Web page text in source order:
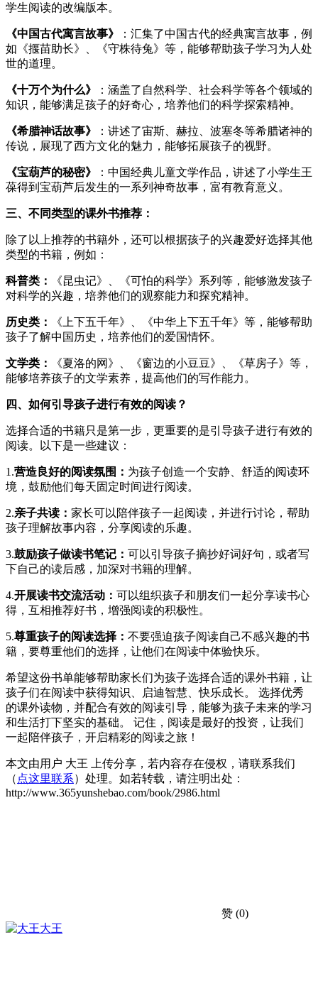
学生阅读的改编版本。
《中国古代寓言故事》
：汇集了中国古代的经典寓言故事，例
如《揠苗助长》、《守株待兔》等，能够帮助孩子学习为人处
世的道理。
《十万个为什么》
：涵盖了自然科学、社会科学等各个领域的
知识，能够满足孩子的好奇心，培养他们的科学探索精神。
《希腊神话故事》
：讲述了宙斯、赫拉、波塞冬等希腊诸神的
传说，展现了西方文化的魅力，能够拓展孩子的视野。
《宝葫芦的秘密》
：中国经典儿童文学作品，讲述了小学生王
葆得到宝葫芦后发生的一系列神奇故事，富有教育意义。
三、不同类型的课外书推荐：
除了以上推荐的书籍外，还可以根据孩子的兴趣爱好选择其他
类型的书籍，例如：
科普类：
《昆虫记》、《可怕的科学》系列等，能够激发孩子
对科学的兴趣，培养他们的观察能力和探究精神。
历史类：
《上下五千年》、《中华上下五千年》等，能够帮助
孩子了解中国历史，培养他们的爱国情怀。
文学类：
《夏洛的网》、《窗边的小豆豆》、《草房子》等，
能够培养孩子的文学素养，提高他们的写作能力。
四、如何引导孩子进行有效的阅读？
选择合适的书籍只是第一步，更重要的是引导孩子进行有效的
阅读。以下是一些建议：
1.营造良好的阅读氛围： 为孩子创造一个安静、舒适的阅读环
境，鼓励他们每天固定时间进行阅读。
2.亲子共读： 家长可以陪伴孩子一起阅读，并进行讨论，帮助
孩子理解故事内容，分享阅读的乐趣。
3.鼓励孩子做读书笔记： 可以引导孩子摘抄好词好句，或者写
下自己的读后感，加深对书籍的理解。
4.开展读书交流活动： 可以组织孩子和朋友们一起分享读书心
得，互相推荐好书，增强阅读的积极性。
5.尊重孩子的阅读选择： 不要强迫孩子阅读自己不感兴趣的书
籍，要尊重他们的选择，让他们在阅读中体验快乐。
希望这份书单能够帮助家长们为孩子选择合适的课外书籍，让
孩子们在阅读中获得知识、启迪智慧、快乐成长。 选择优秀
的课外读物，并配合有效的阅读引导，能够为孩子未来的学习
和生活打下坚实的基础。 记住，阅读是最好的投资，让我们
一起陪伴孩子，开启精彩的阅读之旅！
本文由用户 大王 上传分享，若内容存在侵权，请联系我们
（ 点这里联系）处理。如若转载，请注明出处：
http://www.365yunshebao.com/book/2986.html
赞 (0)
大王